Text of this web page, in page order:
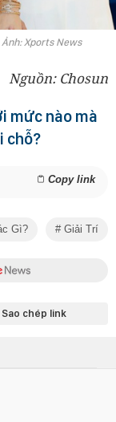
Xports News
Nguồn: Chosun
mức nào mà
chỗ?
Copy link
Gì? Giải Trí
Sao chép link